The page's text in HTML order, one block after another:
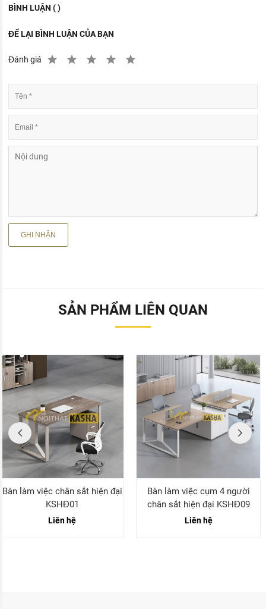
BÌNH LUẬN ( )
ĐỂ LẠI BÌNH LUẬN CỦA BẠN
Đánh giá
SẢN PHẨM LIÊN QUAN
Bàn làm việc cụm 4 người
chân sắt hiện đại KSHĐ09
Liên hệ
Bàn làm việc cụm 2 người
chân sắt hiện đại KSHĐ12
Liên hệ